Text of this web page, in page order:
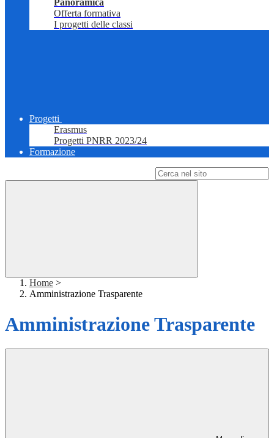
Panoramica
Offerta formativa
I progetti delle classi
Progetti
Erasmus
Progetti PNRR 2023/24
Formazione
Home >
Amministrazione Trasparente
Amministrazione Trasparente